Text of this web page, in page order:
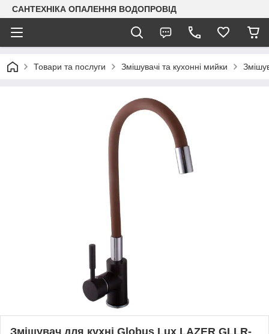
САНТЕХНІКА ОПАЛЕННЯ ВОДОПРОВІД
Товари та послуги Змішувачі та кухонні мийки
Змішувач для кухні Globus Lux LAZER GLLR-